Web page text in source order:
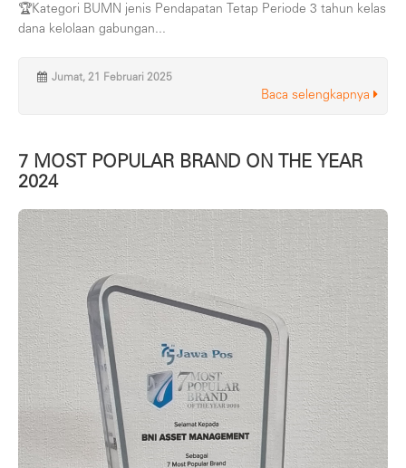
🏆Kategori BUMN jenis Pendapatan Tetap Periode 3 tahun kelas
dana kelolaan gabungan...
Jumat, 21 Februari 2025
Baca selengkapnya
7 MOST POPULAR BRAND ON THE YEAR
2024